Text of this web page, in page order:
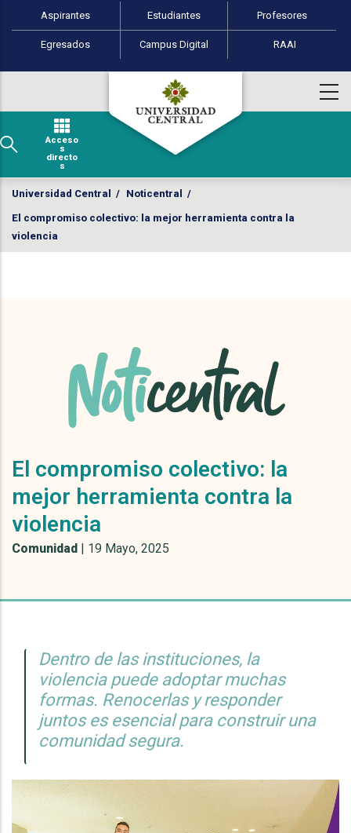
Pasar al contenido principal
Perfiles de usuario
Aspirantes Estudiantes Profesores
Egresados Campus Digital RAAI
Acceso
s
directo
s
Universidad Central / Noticentral /
El compromiso colectivo: la mejor herramienta contra la
violencia
El compromiso colectivo: la
mejor herramienta contra la
violencia
Comunidad | 19 Mayo, 2025
Dentro de las instituciones, la
violencia puede adoptar muchas
formas. Renocerlas y responder
juntos es esencial para construir una
comunidad segura.